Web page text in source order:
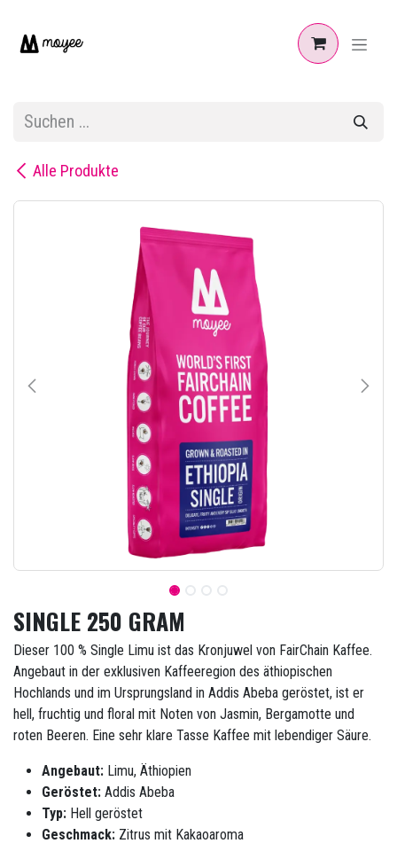
Alle Produkte
SINGLE 250 GRAM
Dieser 100 % Single Limu ist das Kronjuwel von FairChain Kaffee.
Angebaut in der exklusiven Kaffeeregion des äthiopischen
Hochlands und im Ursprungsland in Addis Abeba geröstet, ist er
hell, fruchtig und floral mit Noten von Jasmin, Bergamotte und
roten Beeren. Eine sehr klare Tasse Kaffee mit lebendiger Säure.
Angebaut: Limu, Äthiopien
Geröstet: Addis Abeba
Typ: Hell geröstet
Geschmack: Zitrus mit Kakaoaroma